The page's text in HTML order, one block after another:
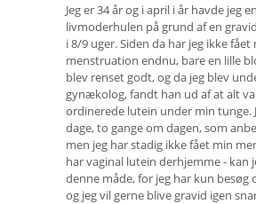
Jeg er 34 år og i april i år havde jeg
livmoderhulen på grund af en
i 8/9 uger. Siden da har jeg ikke fået
menstruation endnu, bare en lille
blev renset godt, og da jeg blev
gynækolog, fandt han ud af at alt
ordinerede lutein under min tunge.
dage, to gange om dagen, som
men jeg har stadig ikke fået min
har vaginal lutein derhjemme - kan
denne måde, for jeg har kun besøg
og jeg vil gerne blive gravid igen